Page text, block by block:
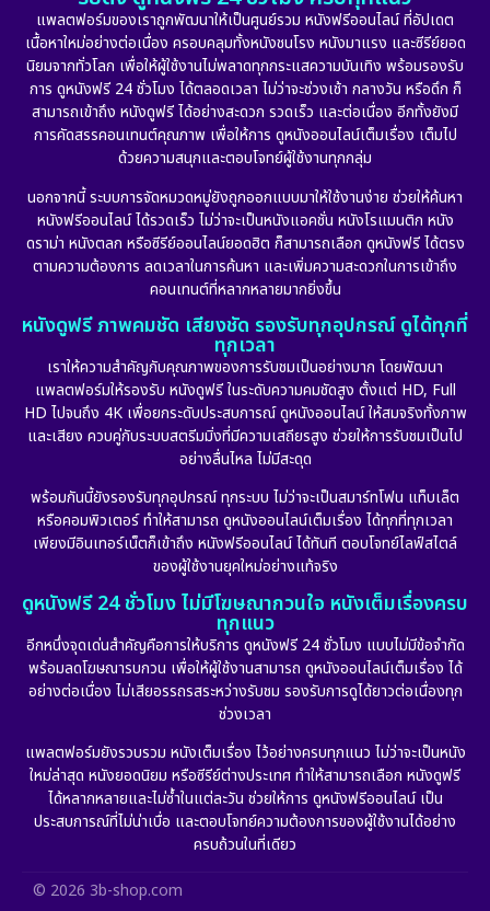
Detective สืบสวน (56)
Disaster (10)
Disney+ (23)
Drama ดราม่า (887)
Dystopian (17)
Emotional (101)
Epic มหากาพย์ (17)
Erotic (10)
Fantasy จินตนาการ (256)
Film
Gothic (6)
HBO GO (11)
HBO Max (2)
Healing
แพลตฟอร์มของเราถูกพัฒนาให้เป็นศูนย์รวม หนังฟรีออนไลน์ ที่อัปเดต
เนื้อหาใหม่อย่างต่อเนื่อง ครอบคลุมทั้งหนังชนโรง หนังมาแรง และซีรีย์ยอด
นิยมจากทั่วโลก เพื่อให้ผู้ใช้งานไม่พลาดทุกกระแสความบันเทิง พร้อมรองรับ
การ ดูหนังฟรี 24 ชั่วโมง ได้ตลอดเวลา ไม่ว่าจะช่วงเช้า กลางวัน หรือดึก ก็
สามารถเข้าถึง หนังดูฟรี ได้อย่างสะดวก รวดเร็ว และต่อเนื่อง อีกทั้งยังมี
การคัดสรรคอนเทนต์คุณภาพ เพื่อให้การ ดูหนังออนไลน์เต็มเรื่อง เต็มไป
ด้วยความสนุกและตอบโจทย์ผู้ใช้งานทุกกลุ่ม
นอกจากนี้ ระบบการจัดหมวดหมู่ยังถูกออกแบบมาให้ใช้งานง่าย ช่วยให้ค้นหา
หนังฟรีออนไลน์ ได้รวดเร็ว ไม่ว่าจะเป็นหนังแอคชั่น หนังโรแมนติก หนัง
ดราม่า หนังตลก หรือซีรีย์ออนไลน์ยอดฮิต ก็สามารถเลือก ดูหนังฟรี ได้ตรง
ตามความต้องการ ลดเวลาในการค้นหา และเพิ่มความสะดวกในการเข้าถึง
คอนเทนต์ที่หลากหลายมากยิ่งขึ้น
หนังดูฟรี ภาพคมชัด เสียงชัด รองรับทุกอุปกรณ์ ดูได้ทุกที่
ทุกเวลา
เราให้ความสำคัญกับคุณภาพของการรับชมเป็นอย่างมาก โดยพัฒนา
แพลตฟอร์มให้รองรับ หนังดูฟรี ในระดับความคมชัดสูง ตั้งแต่ HD, Full
HD ไปจนถึง 4K เพื่อยกระดับประสบการณ์ ดูหนังออนไลน์ ให้สมจริงทั้งภาพ
และเสียง ควบคู่กับระบบสตรีมมิ่งที่มีความเสถียรสูง ช่วยให้การรับชมเป็นไป
อย่างลื่นไหล ไม่มีสะดุด
พร้อมกันนี้ยังรองรับทุกอุปกรณ์ ทุกระบบ ไม่ว่าจะเป็นสมาร์ทโฟน แท็บเล็ต
หรือคอมพิวเตอร์ ทำให้สามารถ ดูหนังออนไลน์เต็มเรื่อง ได้ทุกที่ทุกเวลา
เพียงมีอินเทอร์เน็ตก็เข้าถึง หนังฟรีออนไลน์ ได้ทันที ตอบโจทย์ไลฟ์สไตล์
ของผู้ใช้งานยุคใหม่อย่างแท้จริง
ดูหนังฟรี 24 ชั่วโมง ไม่มีโฆษณากวนใจ หนังเต็มเรื่องครบ
ทุกแนว
อีกหนึ่งจุดเด่นสำคัญคือการให้บริการ ดูหนังฟรี 24 ชั่วโมง แบบไม่มีข้อจำกัด
พร้อมลดโฆษณารบกวน เพื่อให้ผู้ใช้งานสามารถ ดูหนังออนไลน์เต็มเรื่อง ได้
อย่างต่อเนื่อง ไม่เสียอรรถรสระหว่างรับชม รองรับการดูได้ยาวต่อเนื่องทุก
ช่วงเวลา
แพลตฟอร์มยังรวบรวม หนังเต็มเรื่อง ไว้อย่างครบทุกแนว ไม่ว่าจะเป็นหนัง
ใหม่ล่าสุด หนังยอดนิยม หรือซีรีย์ต่างประเทศ ทำให้สามารถเลือก หนังดูฟรี
ได้หลากหลายและไม่ซ้ำในแต่ละวัน ช่วยให้การ ดูหนังฟรีออนไลน์ เป็น
ประสบการณ์ที่ไม่น่าเบื่อ และตอบโจทย์ความต้องการของผู้ใช้งานได้อย่าง
ครบถ้วนในที่เดียว
© 2026 3b-shop.com